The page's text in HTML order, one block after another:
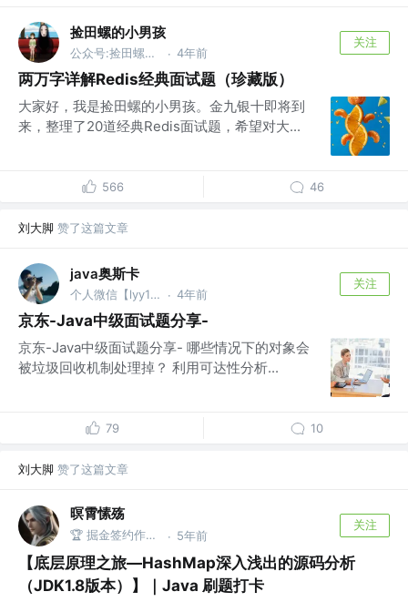
捡田螺的小男孩
公众号:捡田螺的小男孩 · 4年前
关注
两万字详解Redis经典面试题（珍藏版）
大家好，我是捡田螺的小男孩。金九银十即将到
来，整理了20道经典Redis面试题，希望对大...
566 46
刘大脚 赞了这篇文章
java奥斯卡
个人微信【lyy13219015380】 @保密 · 4年前
关注
京东-Java中级面试题分享-
京东-Java中级面试题分享- 哪些情况下的对象会
被垃圾回收机制处理掉？ 利用可达性分析...
79 10
刘大脚 赞了这篇文章
暝霄愫殇
🏆 掘金签约作者 @优酷YouKu · 5年前
关注
【底层原理之旅—HashMap深入浅出的源码分析
（JDK1.8版本）】｜Java 刷题打卡